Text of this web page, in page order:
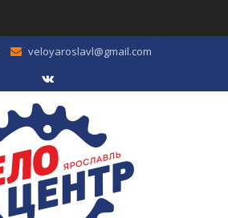
veloyaroslavl@gmail.com
VK